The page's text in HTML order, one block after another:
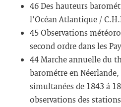
46 Des hauteurs
l'Océan Atlantique /
45 Observations
second ordre dans les
44 Marche annuelle du
barométre en
simultanées de 1843 á
observations des